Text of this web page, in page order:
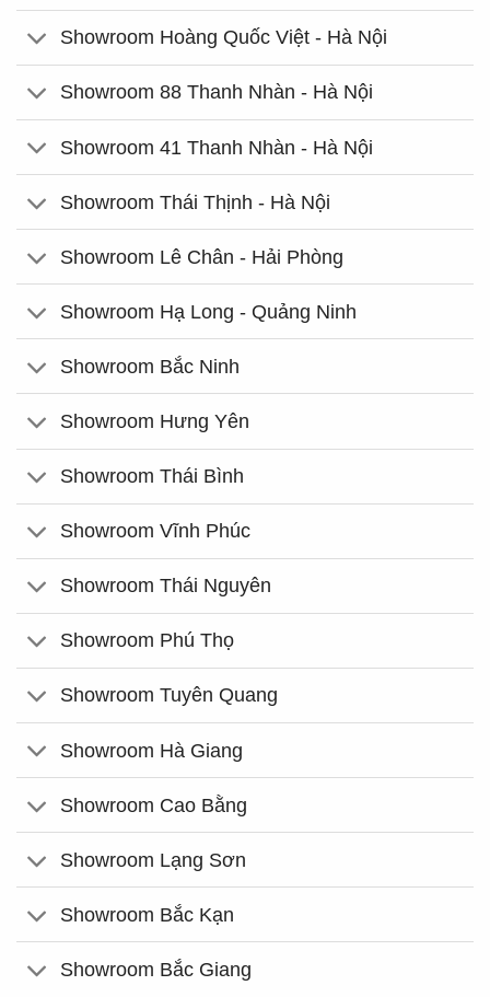
Showroom Hoàng Quốc Việt - Hà Nội
Showroom 88 Thanh Nhàn - Hà Nội
Showroom 41 Thanh Nhàn - Hà Nội
Showroom Thái Thịnh - Hà Nội
Showroom Lê Chân - Hải Phòng
Showroom Hạ Long - Quảng Ninh
Showroom Bắc Ninh
Showroom Hưng Yên
Showroom Thái Bình
Showroom Vĩnh Phúc
Showroom Thái Nguyên
Showroom Phú Thọ
Showroom Tuyên Quang
Showroom Hà Giang
Showroom Cao Bằng
Showroom Lạng Sơn
Showroom Bắc Kạn
Showroom Bắc Giang